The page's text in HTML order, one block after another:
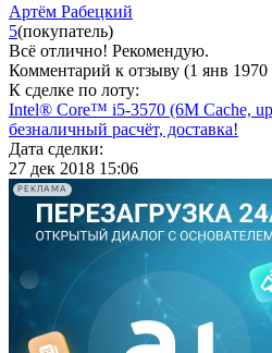
Артём Рабецкий
5(покупатель)
Всё отлично! Рекомендую.
Комментарий к отзыву (1 янв 1970
К сделке по лоту:
Intel® Core™ i5-3570 (6M Cache,
безналичный расчёт, доставка!
Дата сделки:
27 дек 2018 15:06
РЕКЛАМА